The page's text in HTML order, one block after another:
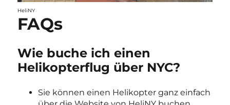
HeliNY
FAQs
Wie buche ich einen
Helikopterflug über NYC?
Sie können einen Helikopter ganz einfach